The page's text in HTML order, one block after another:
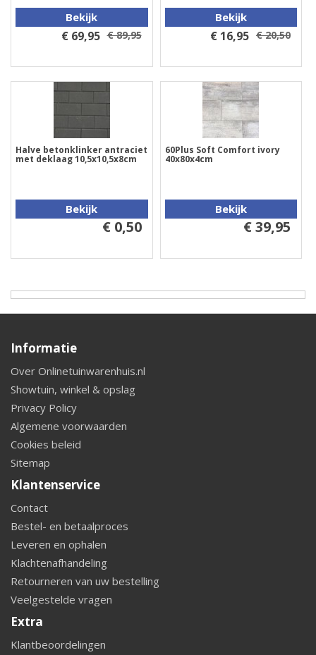
Bekijk
€ 69,95 € 89,95
Bekijk
€ 16,95 € 20,50
Halve betonklinker antraciet
met deklaag 10,5x10,5x8cm
Bekijk
€ 0,50
60Plus Soft Comfort ivory
40x80x4cm
Bekijk
€ 39,95
Informatie
Over Onlinetuinwarenhuis.nl
Showtuin, winkel & opslag
Privacy Policy
Algemene voorwaarden
Cookies beleid
Sitemap
Klantenservice
Contact
Bestel- en betaalproces
Leveren en ophalen
Klachtenafhandeling
Retourneren van uw bestelling
Veelgestelde vragen
Extra
Klantbeoordelingen